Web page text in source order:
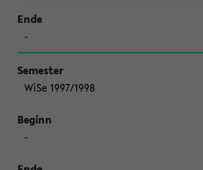
-
WiSe 1997/1998
-